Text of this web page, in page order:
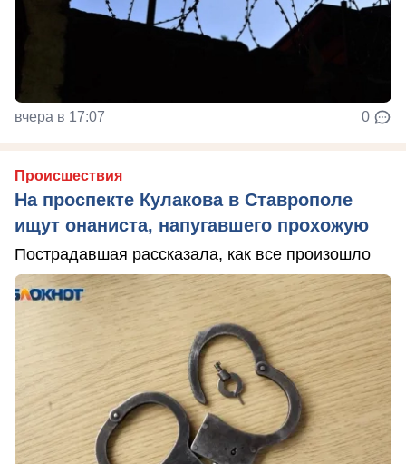
вчера в 17:07 0
Происшествия
На проспекте Кулакова в Ставрополе
ищут онаниста, напугавшего прохожую
Пострадавшая рассказала, как все произошло